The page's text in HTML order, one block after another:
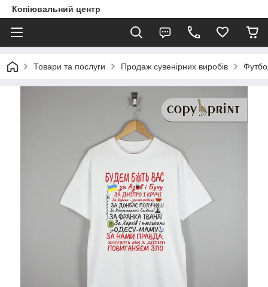
Копіювальний центр
Товари та послуги Продаж сувенірних виробів